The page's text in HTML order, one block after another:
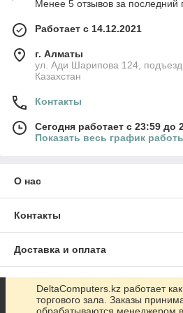
откройте для себя новые
своей кухне!
Менее 5 отзывов за последний
Работает с 14.12.2021
г. Алматы
ул. Ади Шарипова 124,
Казахстан
Контакты
Сегодня работает с 23:59 до
Показать весь график
О нас
Контакты
Доставка и оплата
График работы
DeltaComputers.kz работает
торгового зала. Заказы